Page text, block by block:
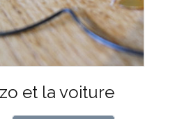
et la voiture